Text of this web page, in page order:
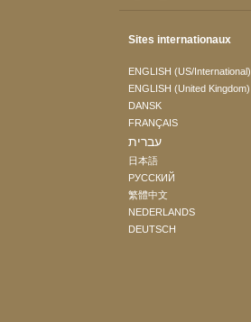
Sites internationaux
ENGLISH (US/International)
ENGLISH (United Kingdom)
DANSK
FRANÇAIS
עברית
日本語
РУССКИЙ
繁體中文
NEDERLANDS
DEUTSCH